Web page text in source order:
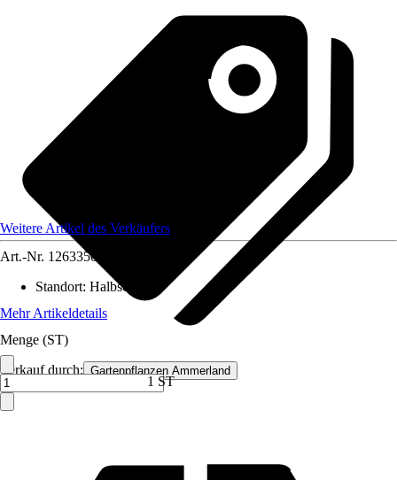
Verkauf durch: Gartenpflanzen Ammerland
Weitere Artikel des Verkäufers
Art.-Nr. 12633505
Standort: Halbschatten
Mehr Artikeldetails
Menge (ST)
1 ST